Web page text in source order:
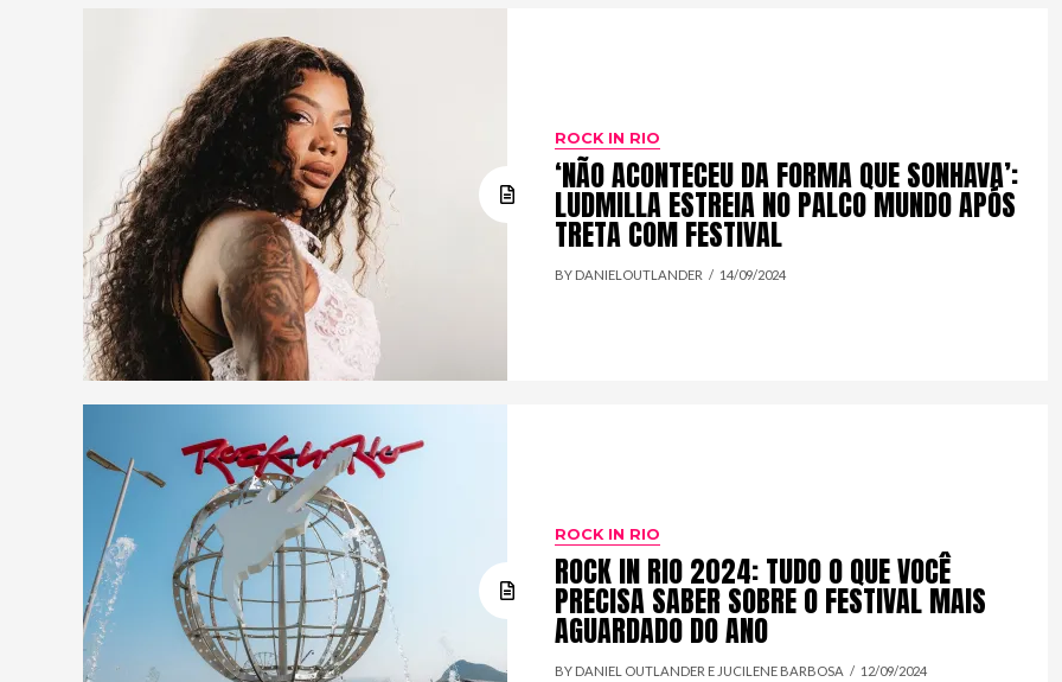
ROCK IN RIO
‘NÃO ACONTECEU DA FORMA QUE SONHAVA’:
LUDMILLA ESTREIA NO PALCO MUNDO APÓS
TRETA COM FESTIVAL
BY DANIELOUTLANDER 14/09/2024
ROCK IN RIO
ROCK IN RIO 2024: TUDO O QUE VOCÊ
PRECISA SABER SOBRE O FESTIVAL MAIS
AGUARDADO DO ANO
BY DANIEL OUTLANDER E JUCILENE BARBOSA 12/09/2024